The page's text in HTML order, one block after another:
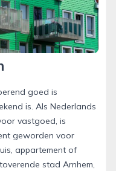
goed is
is. Als Nederlands
vastgoed, is
geworden voor
appartement of
stad Arnhem,